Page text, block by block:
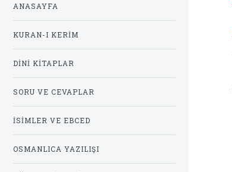
ANASAYFA
KURAN-I KERIM
DINI KITAPLAR
SORU VE CEVAPLAR
İSIMLER VE EBCED
OSMANLICA YAZILIŞI